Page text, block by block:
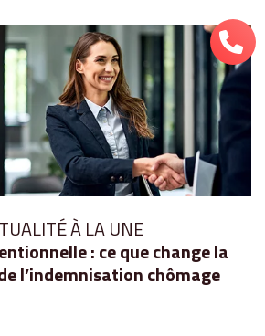
À LA UNE
: ce que change la
l’indemnisation chômage